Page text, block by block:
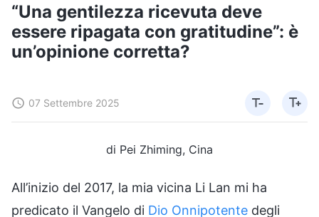
“Una gentilezza ricevuta deve
essere ripagata con gratitudine”: è
un’opinione corretta?
07 Settembre 2025
di Pei Zhiming, Cina
All’inizio del 2017, la mia vicina Li Lan mi ha
predicato il Vangelo di Dio Onnipotente degli